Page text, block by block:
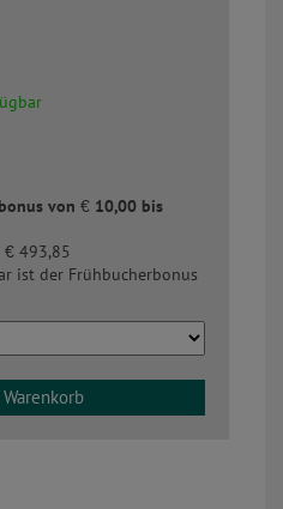
von € 10,00 bis
€ 493,85
ist der Frühbucherbonus